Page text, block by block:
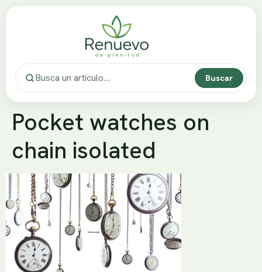
Buscar
Pocket watches on
chain isolated